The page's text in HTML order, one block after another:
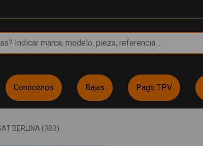
Conócenos Bajas Pago TPV
BERLINA (3B3)